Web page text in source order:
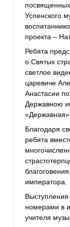
Успенского
проекта –
Ребята
о Святых
светлое
царевиче
Анастасии
Державною
«Державная».
Благодаря
ребята
императора.
номерами в
учителя